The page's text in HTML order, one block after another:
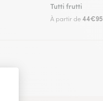
Tutti frutti
À partir de44€95